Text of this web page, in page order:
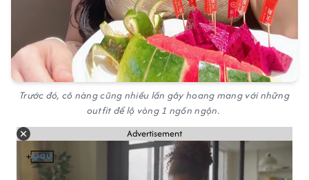
Trước đó, cô nàng cũng nhiều lần gây hoang mang với những
outfit để lộ vòng 1 ngồn ngộn.
Advertisement